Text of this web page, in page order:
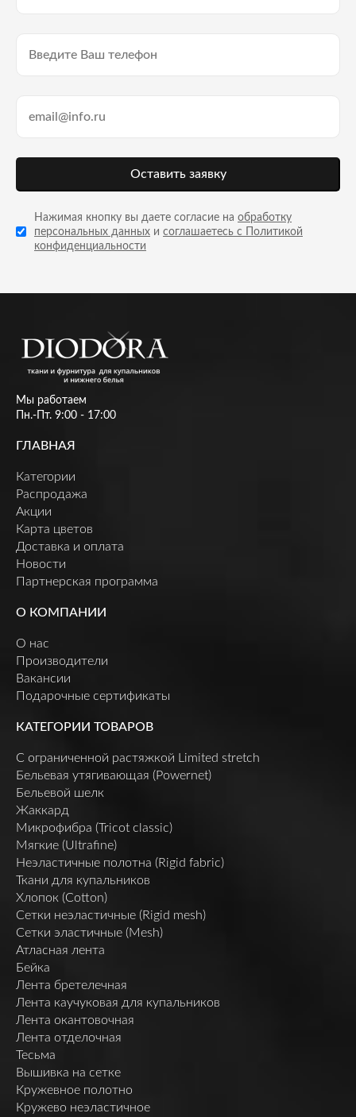
Оставить заявку
Нажимая кнопку вы даете согласие на обработку
персональных данных и соглашаетесь с Политикой
конфиденциальности
Мы работаем
Пн.-Пт. 9:00 - 17:00
ГЛАВНАЯ
Категории
Распродажа
Акции
Карта цветов
Доставка и оплата
Новости
Партнерская программа
О КОМПАНИИ
О нас
Производители
Вакансии
Подарочные сертификаты
КАТЕГОРИИ ТОВАРОВ
C ограниченной растяжкой Limited stretch
Бельевая утягивающая (Powernet)
Бельевой шелк
Жаккард
Микрофибра (Tricot classic)
Мягкие (Ultrafine)
Неэластичные полотна (Rigid fabric)
Ткани для купальников
Хлопок (Cotton)
Сетки неэластичные (Rigid mesh)
Сетки эластичные (Mesh)
Атласная лента
Бейка
Лента бретелечная
Лента каучуковая для купальников
Лента окантовочная
Лента отделочная
Тесьма
Вышивка на сетке
Кружевное полотно
Кружево неэластичное